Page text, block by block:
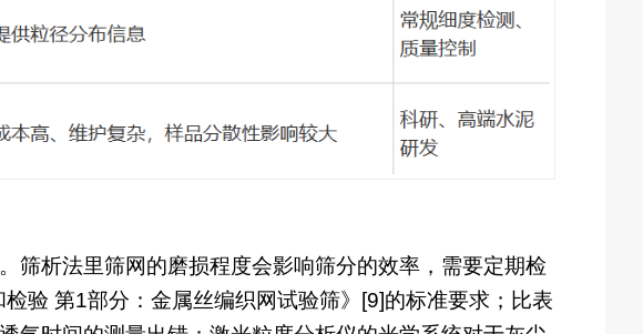
筛析法里筛网的磨损程度会影响筛分的效率，需要定期检
验 第1部分：金属丝编织网试验筛》[9]的标准要求；比表